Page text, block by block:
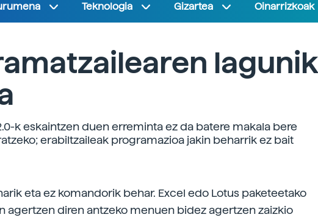
Teknologia Gizartea Oinarrizkoak
lagunik
k eskaintzen duen erreminta ez da batere makala bere
erabiltzaileak programazioa jakin beharrik ez bait
eta ez komandorik behar. Excel edo Lotus paketeetako
agertzen diren antzeko menuen bidez agertzen zaizkio